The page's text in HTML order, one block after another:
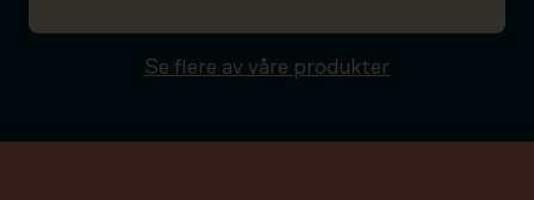
Se flere av våre produkter